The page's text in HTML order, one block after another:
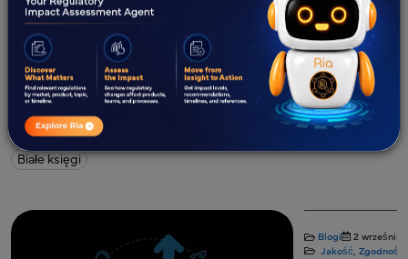
Dowiedz się więcej okluczowych elementach systemu
zarządzania jakością (QMS) dla wyroby medyczne.
Co nowego?
Wszystkie Blogi
Białe księgi
Blogi
2 września
Jakość, Zgodność